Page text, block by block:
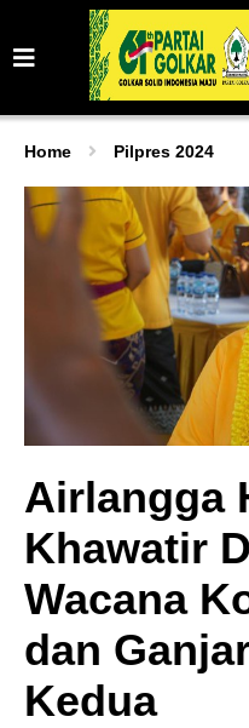
Home Pilpres 2024
Airlangga
Khawatir
Wacana
dan
Kedua